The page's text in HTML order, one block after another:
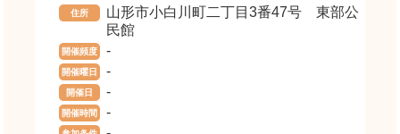
住所
山形市小白川町二丁目3番47号 東部公
民館
開催頻度 -
開催曜日 -
開催日 -
開催時間 -